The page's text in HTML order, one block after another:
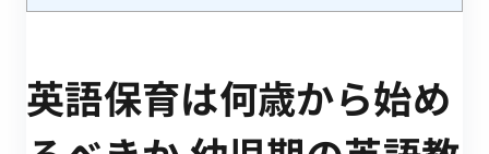
英語保育は何歳から始め